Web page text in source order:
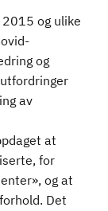
og ulike
og
av
at
for
og at
Det